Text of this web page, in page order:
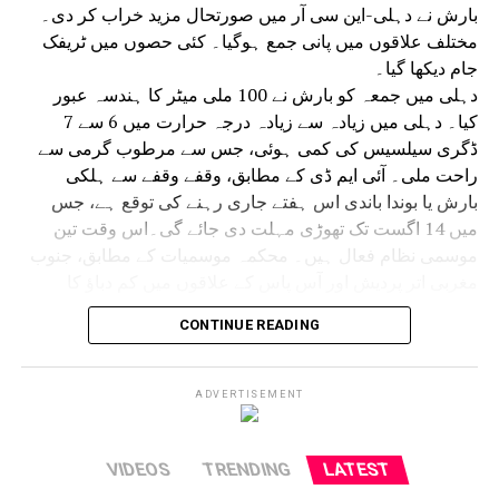
بارش نے دہلی-این سی آر میں صورتحال مزید خراب کر دی۔
مختلف علاقوں میں پانی جمع ہوگیا۔ کئی حصوں میں ٹریفک
جام دیکھا گیا۔
دہلی میں جمعہ کو بارش نے 100 ملی میٹر کا ہندسہ عبور
کیا۔ دہلی میں زیادہ سے زیادہ درجہ حرارت میں 6 سے 7
ڈگری سیلسیس کی کمی ہوئی، جس سے مرطوب گرمی سے
راحت ملی۔ آئی ایم ڈی کے مطابق، وقفے وقفے سے ہلکی
بارش یا بوندا باندی اس ہفتے جاری رہنے کی توقع ہے، جس
میں 14 اگست تک تھوڑی مہلت دی جائے گی۔اس وقت تین
موسمی نظام فعال ہیں۔ محکمہ موسمیات کے مطابق، جنوب
علاقہ کمزور ہوگیا ہے، لیکن اس سے منسلک سائیکلونک
سرکولیشن اب شمال مشرقی راجستھان اور آس پاس کے
علاقوں میں سرگرم ہے۔ مانسون کی گرت دہلی، سدھی اور
دیگھا سے بھی گزر رہی ہے، جو مشرقی وسطی خلیج بنگال تک
پھیلی ہوئی ہے۔ ایک ویسٹرن ڈسٹربنس گرت کی شکل میں
آسمان نے دہلی اور این سی آر کے مختلف حصوں کو ڈھانپ لیا
CONTINUE READING
ADVERTISEMENT
LATEST
TRENDING
VIDEOS